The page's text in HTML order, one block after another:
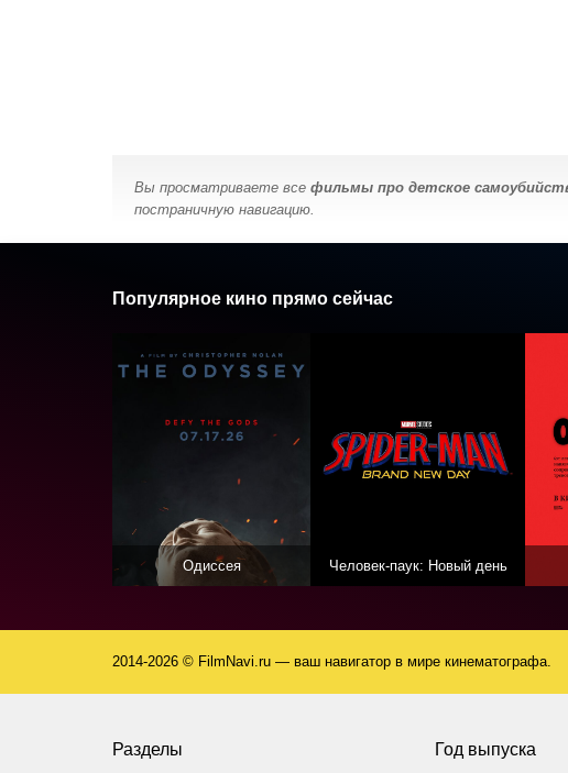
Вы просматриваете все фильмы про детское
постраничную навигацию.
Популярное кино прямо сейчас
Одиссея Человек-паук: Новый день
2014-2026 © FilmNavi.ru — ваш навигатор в мире кинематографа.
Разделы Год выпуска